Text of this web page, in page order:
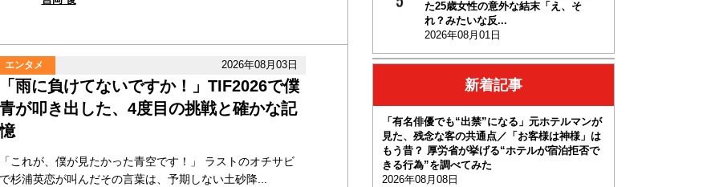
エンタメ 2026年08月03日
雨に負けてないですか！」TIF2026で僕
が叩き出した、4度目の挑戦と確かな記
これが、僕が見たかった青空です！」 ラストのオチサビ
杉浦英恋が叫んだその言葉は、予期しない土砂降...
た25歳女性の意外な結末「え、そ
れ？みたいな反...
2026年08月01日
新着記事
「有名俳優でも“出禁”になる」元ホテルマンが
見た、残念な客の共通点／「お客様は神様」は
もう昔？ 厚労省が挙げる“ホテルが宿泊拒否で
きる行為”を調べてみた
2026年08月08日